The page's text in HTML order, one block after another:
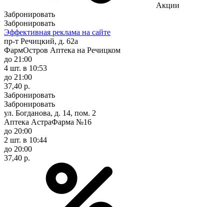
Акции
Забронировать
Забронировать
Эффективная реклама на сайте
пр-т Речицкий, д. 62а
ФармОстров Аптека на Речицком
до 21:00
4 шт. в 10:53
до 21:00
37,40 р.
Забронировать
Забронировать
ул. Богданова, д. 14, пом. 2
Аптека АстраФарма №16
до 20:00
2 шт. в 10:44
до 20:00
37,40 р.